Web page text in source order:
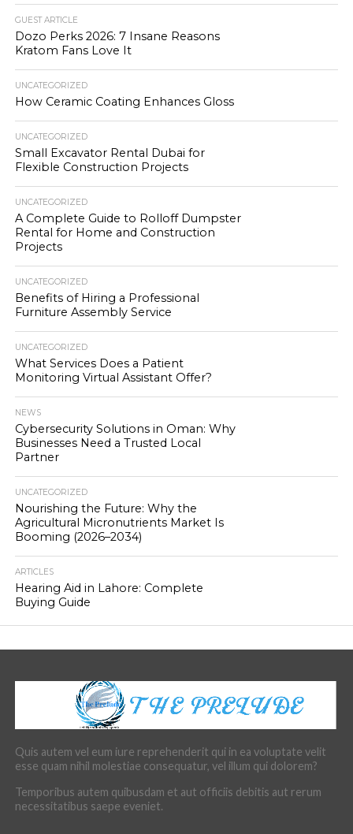
GUEST ARTICLE
Dozo Perks 2026: 7 Insane Reasons
Kratom Fans Love It
UNCATEGORIZED
How Ceramic Coating Enhances Gloss
UNCATEGORIZED
Small Excavator Rental Dubai for
Flexible Construction Projects
UNCATEGORIZED
A Complete Guide to Rolloff Dumpster
Rental for Home and Construction
Projects
UNCATEGORIZED
Benefits of Hiring a Professional
Furniture Assembly Service
UNCATEGORIZED
What Services Does a Patient
Monitoring Virtual Assistant Offer?
NEWS
Cybersecurity Solutions in Oman: Why
Businesses Need a Trusted Local
Partner
UNCATEGORIZED
Nourishing the Future: Why the
Agricultural Micronutrients Market Is
Booming (2026–2034)
ARTICLES
Hearing Aid in Lahore: Complete
Buying Guide
Quis autem vel eum iure reprehenderit qui in ea voluptate velit
esse quam nihil molestiae consequatur, vel illum qui dolorem?
Temporibus autem quibusdam et aut officiis debitis aut rerum
necessitatibus saepe eveniet.